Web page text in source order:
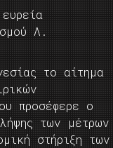
Λ.
το αίτημα
προσέφερε ο
των μέτρων
στήριξη των